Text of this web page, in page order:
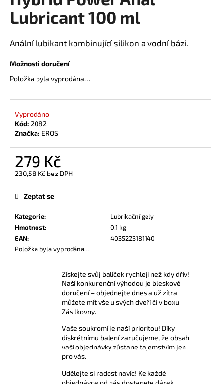
0,0
z
hvězdiček.
Lubricant 100 ml
Anální lubikant kombinující silikon a vodní bázi.
Možnosti doručení
Položka byla vyprodána…
Vyprodáno
Kód: 2082
Značka: EROS
279 Kč
230,58 Kč bez DPH
Měrná
Kategorie:
Lubrikační gely
Hmotnost:
0.1 kg
EAN:
4035223181140
Položka byla vyprodána…
Zeptat se
Získejte svůj balíček rychleji než kdy dřív!
Naší konkurenční výhodou je bleskové
doručení – objednejte dnes a už zítra
můžete mít vše u svých dveří či v boxu
Zásilkovny.
Vaše soukromí je naší prioritou! Díky
diskrétnímu balení zaručujeme, že obsah
vaší objednávky zůstane tajemstvím jen
pro vás.
Udělejte si radost navíc! Ke každé
objednávce od nás dostanete dárek
a
j
í
t
?
D
o
p
o
u
u